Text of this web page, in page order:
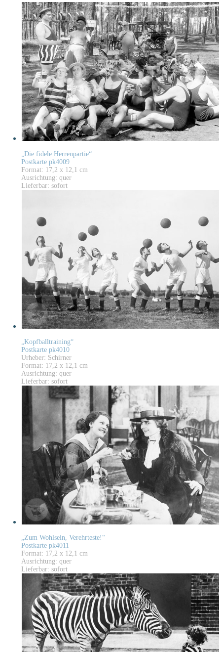
„Die fidele Herrenpartie“
Postkarte pk4009
Format: 17,2 x 12,1 cm
Ausrichtung: quer
Lieferbar: sofort
„Kopfballtraining“
Postkarte pk4010
Urheber: Schirner
Format: 17,2 x 12,1 cm
Ausrichtung: quer
Lieferbar: sofort
„Zum Wohlsein, Verehrteste!“
Postkarte pk4011
Format: 17,2 x 12,1 cm
Ausrichtung: quer
Lieferbar: sofort